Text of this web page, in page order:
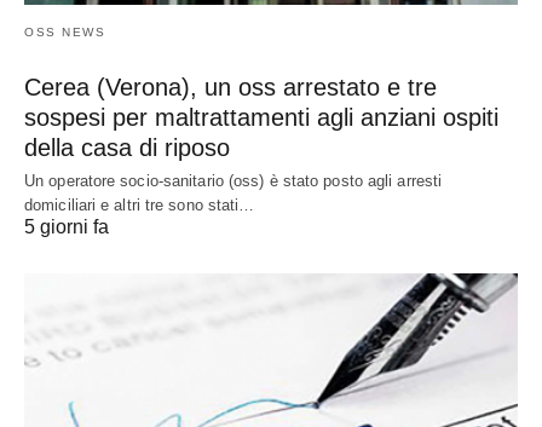
OSS NEWS
Cerea (Verona), un oss arrestato e tre
sospesi per maltrattamenti agli anziani ospiti
della casa di riposo
Un operatore socio-sanitario (oss) è stato posto agli arresti
domiciliari e altri tre sono stati…
5 giorni fa